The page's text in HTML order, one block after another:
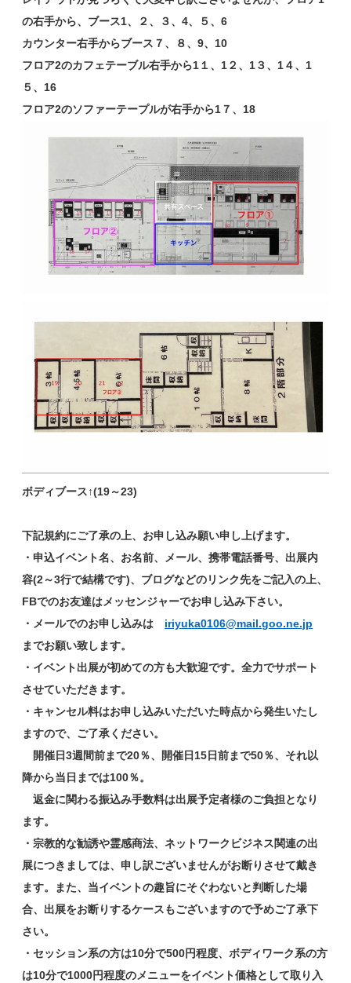
の右手から、ブース1、２、３、4、５、6
カウンター右手からブース７、８、9、10
フロア2のカフェテーブル右手から1１、1２、1３、1４、1
５、16
フロア2のソファーテープルが右手から1７、18
ボディブース↑(19～23)
下記規約にご了承の上、お申し込み願い申し上げます。
・申込イベント名、お名前、メール、携帯電話番号、出展内
容(2～3行で結構です)、ブログなどのリンク先をご記入の上、
FBでのお友達はメッセンジャーでお申し込み下さい。
・メールでのお申し込みは iriyuka0106@mail.goo.ne.jp
までお願い致します。
・イベント出展が初めての方も大歓迎です。全力でサポート
させていただきます。
・キャンセル料はお申し込みいただいた時点から発生いたし
ますので、ご了承ください。
開催日3週間前まで20％、開催日15日前まで50％、それ以
降から当日までは100％。
返金に関わる振込み手数料は出展予定者様のご負担となり
ます。
・宗教的な勧誘や霊感商法、ネットワークビジネス関連の出
展につきましては、申し訳ございませんがお断りさせて戴き
ます。また、当イベントの趣旨にそぐわないと判断した場
合、出展をお断りするケースもございますので予めご了承下
さい。
・セッション系の方は10分で500円程度、ボディワーク系の方
は10分で1000円程度のメニューをイベント価格として取り入